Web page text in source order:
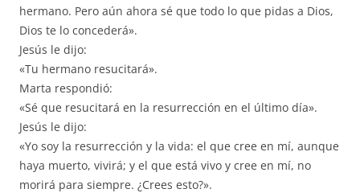
hermano. Pero aún ahora sé que todo lo que pidas a Dios,
Dios te lo concederá».
Jesús le dijo:
«Tu hermano resucitará».
Marta respondió:
«Sé que resucitará en la resurrección en el último día».
Jesús le dijo:
«Yo soy la resurrección y la vida: el que cree en mí, aunque
haya muerto, vivirá; y el que está vivo y cree en mí, no
morirá para siempre. ¿Crees esto?».